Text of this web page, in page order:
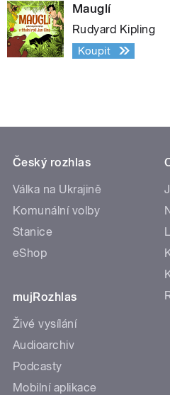
Mauglí
Rudyard Kipling
Koupit
Český rozhlas
Válka na Ukrajině
Komunální volby
Stanice
eShop
mujRozhlas
Živé vysílání
Audioarchiv
Podcasty
Mobilní aplikace